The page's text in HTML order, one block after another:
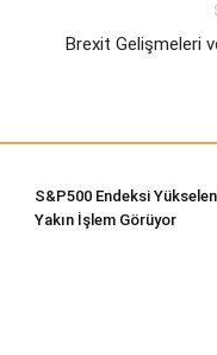
Brexit Gelişmeleri
S&P500 Endeksi
Yakın İşlem Görüyor